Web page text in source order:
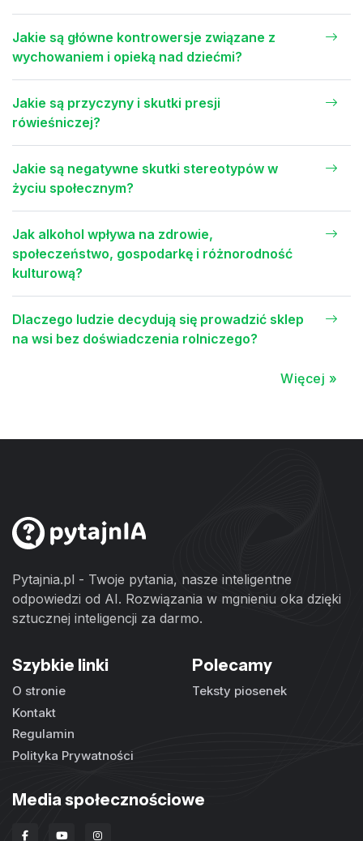
Jakie są główne kontrowersje związane z
wychowaniem i opieką nad dziećmi?
Jakie są przyczyny i skutki presji
rówieśniczej?
Jakie są negatywne skutki stereotypów w
życiu społecznym?
Jak alkohol wpływa na zdrowie,
społeczeństwo, gospodarkę i różnorodność
kulturową?
Dlaczego ludzie decydują się prowadzić sklep
na wsi bez doświadczenia rolniczego?
Więcej »
Pytajnia.pl - Twoje pytania, nasze inteligentne
odpowiedzi od AI. Rozwiązania w mgnieniu oka dzięki
sztucznej inteligencji za darmo.
Szybkie linki
O stronie
Kontakt
Regulamin
Polityka Prywatności
Polecamy
Teksty piosenek
Media społecznościowe